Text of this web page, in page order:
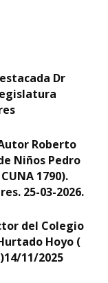
Dr
Roberto
Niños Pedro
1790).
25-03-2026.
del Colegio
Hoyo (
11/2025